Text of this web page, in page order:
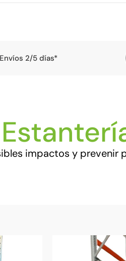
2/5 días*
impactos y prevenir